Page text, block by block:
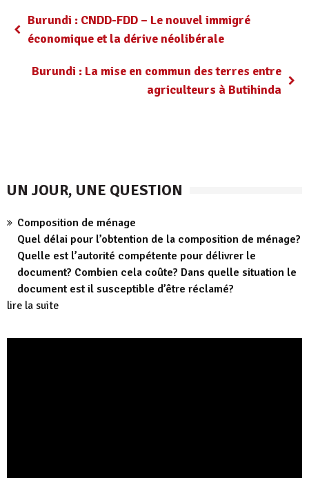
Burundi : CNDD-FDD – Le nouvel immigré
économique et la dérive néolibérale
Burundi : La mise en commun des terres entre
agriculteurs à Butihinda
UN JOUR, UNE QUESTION
Composition de ménage
Quel délai pour l’obtention de la composition de ménage?
Quelle est l’autorité compétente pour délivrer le
document? Combien cela coûte? Dans quelle situation le
document est il susceptible d’être réclamé?
lire la suite